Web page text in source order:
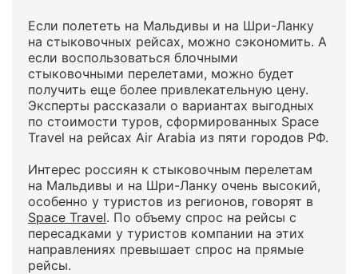
Если полететь на Мальдивы и на Шри-Ланку
на стыковочных рейсах, можно сэкономить. А
если воспользоваться блочными
стыковочными перелетами, можно будет
получить еще более привлекательную цену.
Эксперты рассказали о вариантах выгодных
по стоимости туров, сформированных Space
Travel на рейсах Air Arabia из пяти городов РФ.
Интерес россиян к стыковочным перелетам
на Мальдивы и на Шри-Ланку очень высокий,
особенно у туристов из регионов, говорят в
Space Travel. По объему спрос на рейсы с
пересадками у туристов компании на этих
направлениях превышает спрос на прямые
рейсы.